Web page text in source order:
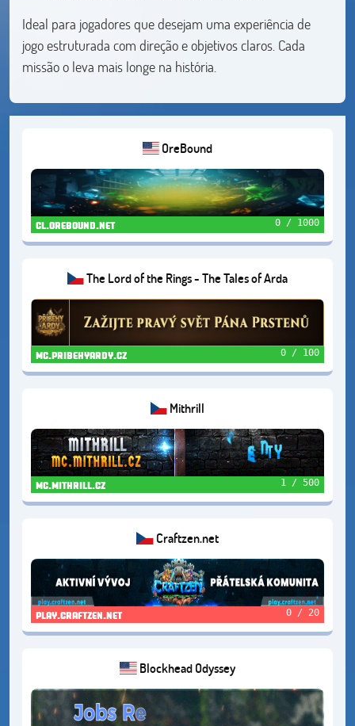
Ideal para jogadores que desejam uma experiência de
jogo estruturada com direção e objetivos claros. Cada
missão o leva mais longe na história.
OreBound
cl.orebound.net 0 / 1000
The Lord of the Rings - The Tales of Arda
mc.pribehyardy.cz 0 / 100
Mithrill
mc.mithrill.cz 1 / 500
Craftzen.net
play.craftzen.net 0 / 20
Blockhead Odyssey